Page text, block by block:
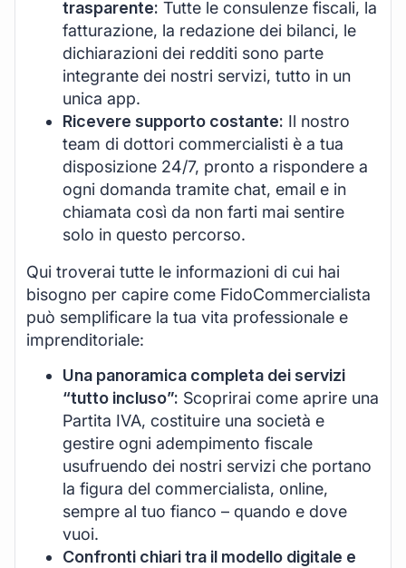
trasparente: Tutte le consulenze fiscali, la
fatturazione, la redazione dei bilanci, le
dichiarazioni dei redditi sono parte
integrante dei nostri servizi, tutto in un
unica app.
Ricevere supporto costante: Il nostro
team di dottori commercialisti è a tua
disposizione 24/7, pronto a rispondere a
ogni domanda tramite chat, email e in
chiamata così da non farti mai sentire
solo in questo percorso.
Qui troverai tutte le informazioni di cui hai
bisogno per capire come FidoCommercialista
può semplificare la tua vita professionale e
imprenditoriale:
Una panoramica completa dei servizi
“tutto incluso”: Scoprirai come aprire una
Partita IVA, costituire una società e
gestire ogni adempimento fiscale
usufruendo dei nostri servizi che portano
la figura del commercialista, online,
sempre al tuo fianco – quando e dove
vuoi.
Confronti chiari tra il modello digitale e